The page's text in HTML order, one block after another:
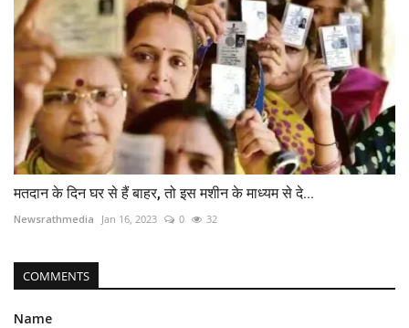
मतदान के दिन घर से हैं बाहर, तो इस मशीन के माध्यम से दे...
Newsrathmedia Jan 16, 2023 0 32
COMMENTS
Name